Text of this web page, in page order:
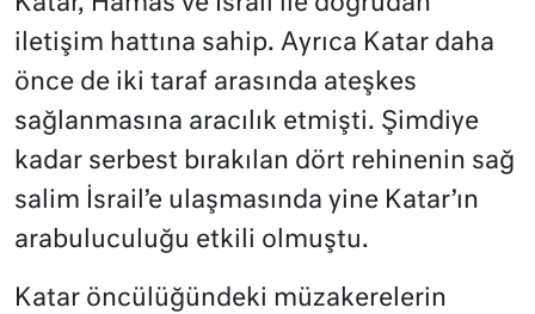
iletişim hattına sahip. Ayrıca Katar daha
önce de iki taraf arasında ateşkes
sağlanmasına aracılık etmişti. Şimdiye
kadar serbest bırakılan dört rehinenin sağ
salim İsrail’e ulaşmasında yine Katar’ın
arabuluculuğu etkili olmuştu.
Katar öncülüğündeki müzakerelerin